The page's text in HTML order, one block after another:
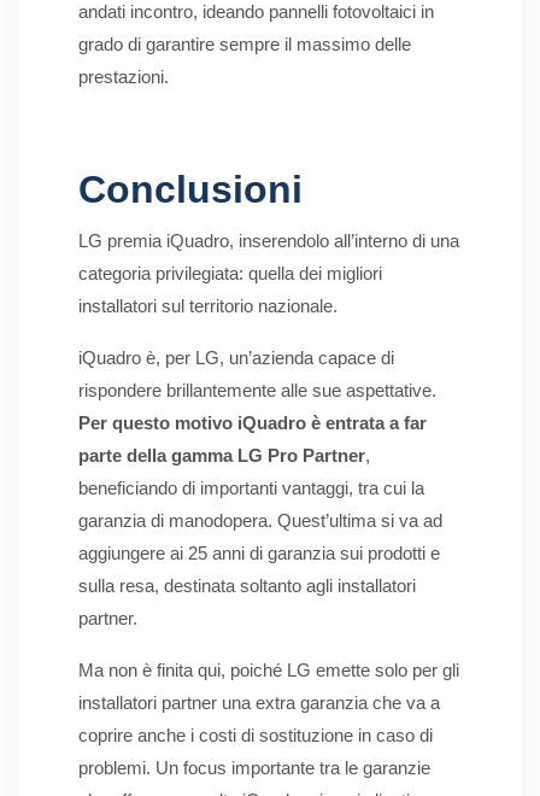
andati incontro, ideando pannelli fotovoltaici in
grado di garantire sempre il massimo delle
prestazioni.
Conclusioni
LG premia iQuadro, inserendolo all’interno di una
categoria privilegiata: quella dei migliori
installatori sul territorio nazionale.
iQuadro è, per LG, un’azienda capace di
rispondere brillantemente alle sue aspettative.
Per questo motivo iQuadro è entrata a far
parte della gamma LG Pro Partner,
beneficiando di importanti vantaggi, tra cui la
garanzia di manodopera. Quest’ultima si va ad
aggiungere ai 25 anni di garanzia sui prodotti e
sulla resa, destinata soltanto agli installatori
partner.
Ma non è finita qui, poiché LG emette solo per gli
installatori partner una extra garanzia che va a
coprire anche i costi di sostituzione in caso di
problemi. Un focus importante tra le garanzie